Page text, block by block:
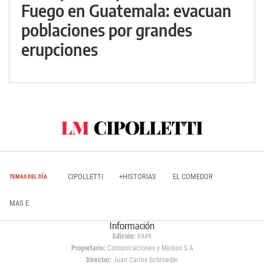
Fuego en Guatemala: evacuan
poblaciones por grandes
erupciones
TEMAS DEL DÍA CIPOLLETTI +HISTORIAS EL COMEDOR
MAS E
Información
Edición: 6949
Propietario:Comunicaciones y Medios S.A
Director: Juan Carlos Schroeder